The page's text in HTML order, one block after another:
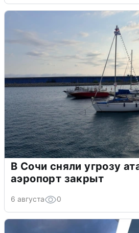
В Сочи сняли угрозу
аэропорт закрыт
6 августа 0